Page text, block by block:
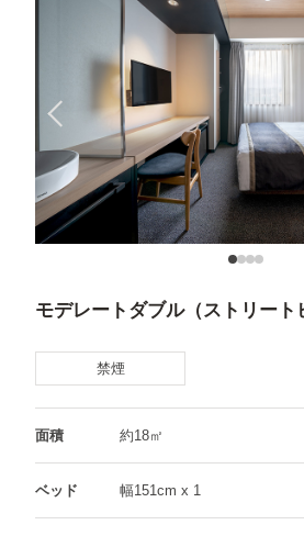
モデレートダブル（ストリート
禁煙
面積 約18㎡
ベッド 幅151cm x 1